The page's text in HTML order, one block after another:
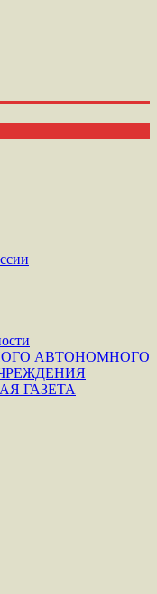
АЗ
АВТОНОМНОГО
ГАЗЕТА